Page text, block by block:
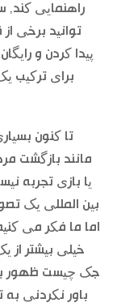
راهنمایی کند,
توانید برخی
پیدا کردن و
برای ترکیب
تا کنون
مانند بازگشت
یا بازی تجربه
بین المللی یک
اما ما فکر می
خیلی بیشتر از
جک چیست ظهور
باور نکردنی به